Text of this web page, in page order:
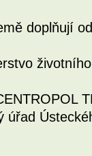
doplňují
úřad